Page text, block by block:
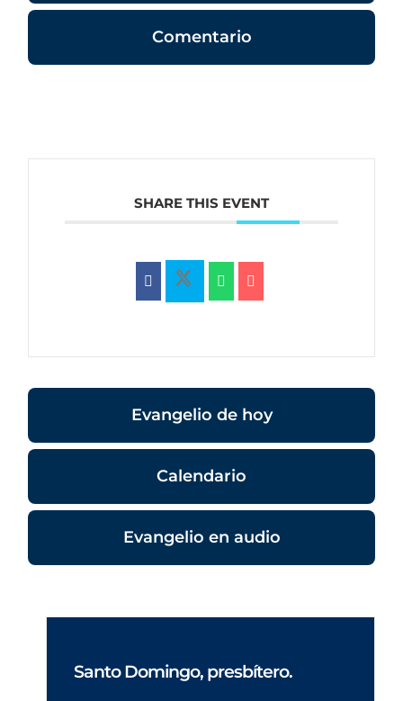
Comentario
SHARE THIS EVENT
Evangelio de hoy
Calendario
Evangelio en audio
Santo Domingo, presbítero.